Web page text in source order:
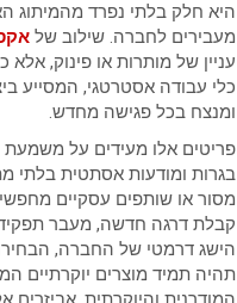
היא חלק בלתי נפרד
מעבירים לחברה. שילוב של
עניין של מותרות או פינוק,
כלי עבודה אסטרטגי, המסייע
ומנצח בכל פגישה מחדש.
פריטים אלו מעידים על
בגרות ומודעות אסתטית בלתי
מסור או שותפים עסקיים
קבלת דרגה חדשה, מעבר תפקיד,
הישג דרמטי של החברה,
תהיה תמיד מוצרים יוקרתיים